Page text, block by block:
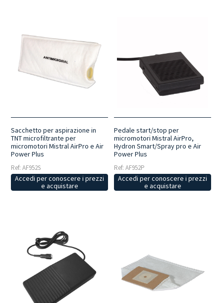
Sacchetto per aspirazione in
TNT microfiltrante per
micromotori Mistral AirPro e Air
Power Plus
Ref: AF952S
Accedi per conoscere i prezzi
e acquistare
Pedale start/stop per
micromotori Mistral AirPro,
Hydron Smart/Spray pro e Air
Power Plus
Ref: AF952P
Accedi per conoscere i prezzi
e acquistare